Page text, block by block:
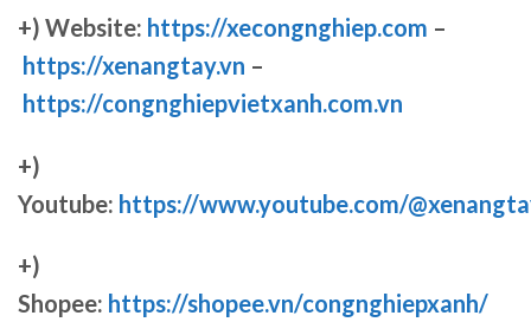
+) Website: https://xecongnghiep.com –
https://xenangtay.vn –
https://congnghiepvietxanh.com.vn
+)
Youtube: https://www.youtube.com/
+)
Shopee: https://shopee.vn/congnghiepxanh/